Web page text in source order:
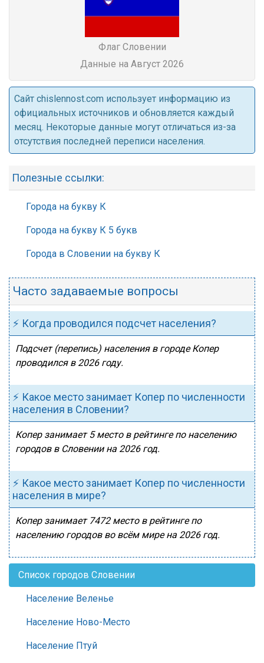
Флаг Словении
Данные на Август 2026
Cайт chislennost.com использует информацию из
официальных источников и обновляется каждый
месяц. Некоторые данные могут отличаться из-за
отсутствия последней переписи населения.
Полезные ссылки:
Города на букву К
Города на букву К 5 букв
Города в Словении на букву К
Часто задаваемые вопросы
⚡ Когда проводился подсчет населения?
Подсчет (перепись) населения в городе Копер
проводился в 2026 году.
⚡ Какое место занимает Копер по численности
населения в Словении?
Копер занимает 5 место в рейтинге по населению
городов в Словении на 2026 год.
⚡ Какое место занимает Копер по численности
населения в мире?
Копер занимает 7472 место в рейтинге по
населению городов во всём мире на 2026 год.
Список городов Словении
Население Веленье
Население Ново-Место
Население Птуй